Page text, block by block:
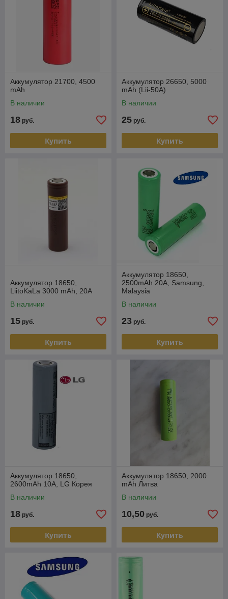
Аккумулятор 21700, 4500
mAh
В наличии
18 руб.
Купить
Аккумулятор 26650, 5000
mAh (Lii-50A)
В наличии
25 руб.
Купить
Аккумулятор 18650,
LiitoKaLa 3000 mAh, 20А
В наличии
15 руб.
Купить
Аккумулятор 18650,
2500mAh 20A, Samsung,
Malaysia
В наличии
23 руб.
Купить
Аккумулятор 18650,
2600mAh 10A, LG Корея
В наличии
18 руб.
Купить
Аккумулятор 18650, 2000
mAh Литва
В наличии
10,50 руб.
Купить